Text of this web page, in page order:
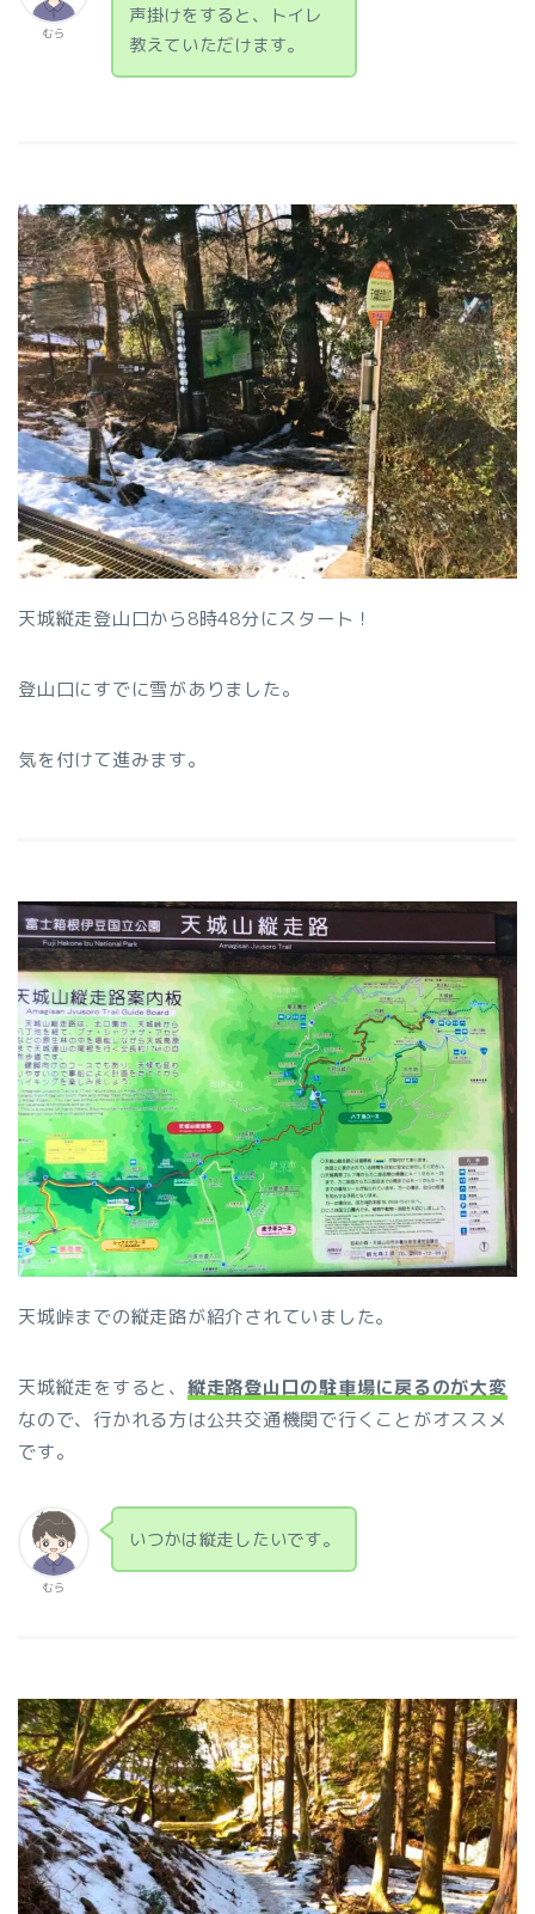
むら
声掛けをすると、トイレ
教えていただけます。
天城縦走登山口から8時48分にスタート！
登山口にすでに雪がありました。
気を付けて進みます。
天城峠までの縦走路が紹介されていました。
天城縦走をすると、 縦走路登山口の駐車場に戻るのが大変
なので、行かれる方は公共交通機関で行くことがオススメ
です。
むら
いつかは縦走したいです。